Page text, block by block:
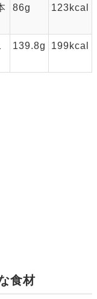
86g 123kcal
139.8g 199kcal
食材